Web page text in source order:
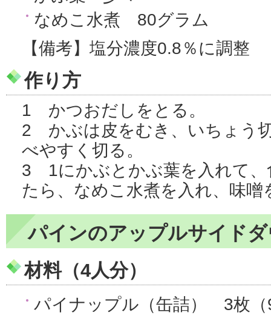
なめこ水煮 80グラム
【備考】塩分濃度0.8％に調整
作り方
1 かつおだしをとる。
2 かぶは皮をむき、いちょう
べやすく切る。
3 1にかぶとかぶ葉を入れて、
たら、なめこ水煮を入れ、味噌
パインのアップルサイド
材料（4人分）
パイナップル（缶詰） 3枚（